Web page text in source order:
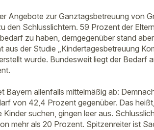
Angebote zur Ganztagsbetreuung von
den Schlusslichtern. 59 Prozent der
zu haben, demgegenüber stand
der Studie „Kindertagesbetreuung
wurde. Bundesweit liegt der Bedarf
Bayern allenfalls mittelmäßig ab:
von 42,4 Prozent gegenüber. Das
suchen, gingen leer aus.
mehr als 20 Prozent. Spitzenreiter ist